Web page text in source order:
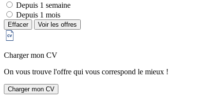
Depuis 1 semaine
Depuis 1 mois
Effacer Voir les offres
Charger mon CV
On vous trouve l'offre qui vous correspond le mieux !
Charger mon CV